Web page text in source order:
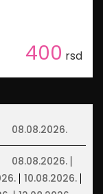
400 rsd
08.08.2026.
08.08.2026.
10.08.2026.